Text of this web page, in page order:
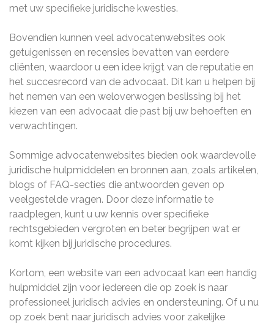
met uw specifieke juridische kwesties.
Bovendien kunnen veel advocatenwebsites ook
getuigenissen en recensies bevatten van eerdere
cliënten, waardoor u een idee krijgt van de reputatie en
het succesrecord van de advocaat. Dit kan u helpen bij
het nemen van een weloverwogen beslissing bij het
kiezen van een advocaat die past bij uw behoeften en
verwachtingen.
Sommige advocatenwebsites bieden ook waardevolle
juridische hulpmiddelen en bronnen aan, zoals artikelen,
blogs of FAQ-secties die antwoorden geven op
veelgestelde vragen. Door deze informatie te
raadplegen, kunt u uw kennis over specifieke
rechtsgebieden vergroten en beter begrijpen wat er
komt kijken bij juridische procedures.
Kortom, een website van een advocaat kan een handig
hulpmiddel zijn voor iedereen die op zoek is naar
professioneel juridisch advies en ondersteuning. Of u nu
op zoek bent naar juridisch advies voor zakelijke